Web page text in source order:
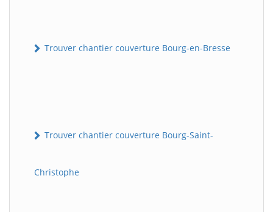
Trouver chantier couverture Bourg-en-Bresse
Trouver chantier couverture Bourg-Saint-
Christophe